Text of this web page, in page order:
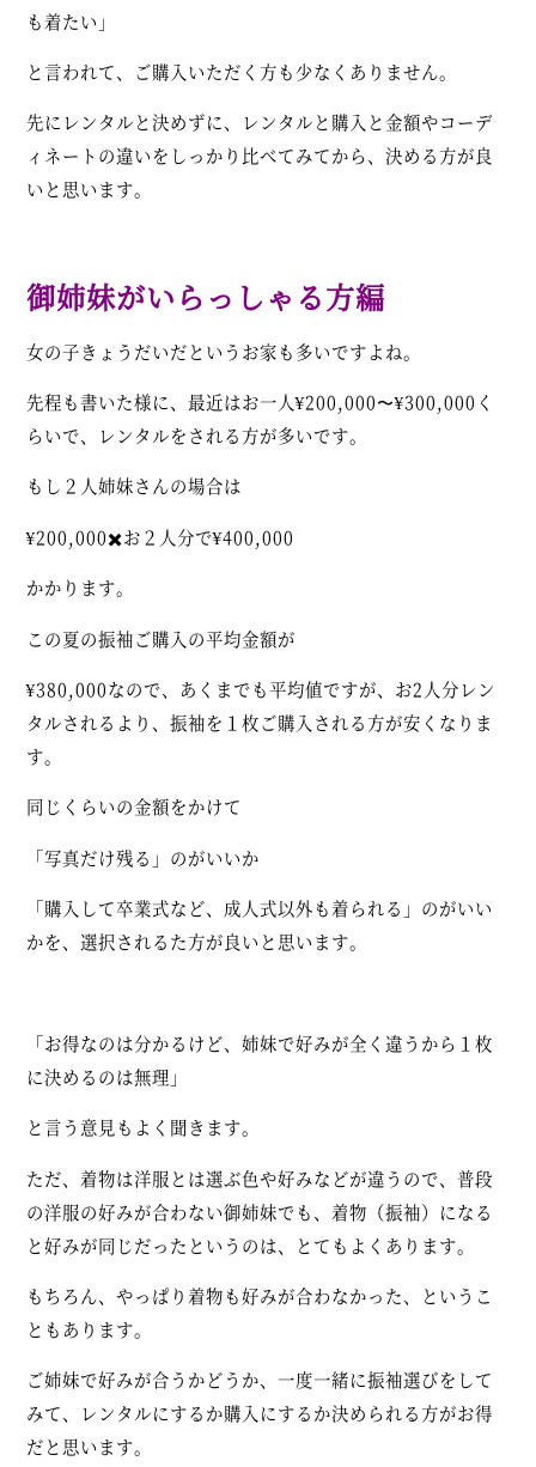
も着たい」
と言われて、ご購入いただく方も少なくありません。
先にレンタルと決めずに、レンタルと購入と金額やコーデ
ィネートの違いをしっかり比べてみてから、決める方が良
いと思います。
御姉妹がいらっしゃる方編
女の子きょうだいだというお家も多いですよね。
先程も書いた様に、最近はお一人¥200,000〜¥300,000く
らいで、レンタルをされる方が多いです。
もし２人姉妹さんの場合は
¥200,000✖️お２人分で¥400,000
かかります。
この夏の振袖ご購入の平均金額が
¥380,000なので、あくまでも平均値ですが、お2人分レン
タルされるより、振袖を１枚ご購入される方が安くなりま
す。
同じくらいの金額をかけて
「写真だけ残る」のがいいか
「購入して卒業式など、成人式以外も着られる」のがいい
かを、選択されるた方が良いと思います。
「お得なのは分かるけど、姉妹で好みが全く違うから１枚
に決めるのは無理」
と言う意見もよく聞きます。
ただ、着物は洋服とは選ぶ色や好みなどが違うので、普段
の洋服の好みが合わない御姉妹でも、着物（振袖）になる
と好みが同じだったというのは、とてもよくあります。
もちろん、やっぱり着物も好みが合わなかった、というこ
ともあります。
ご姉妹で好みが合うかどうか、一度一緒に振袖選びをして
みて、レンタルにするか購入にするか決められる方がお得
だと思います。